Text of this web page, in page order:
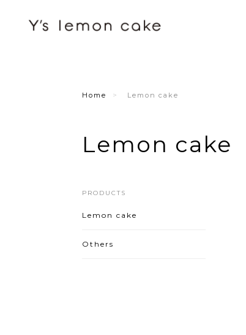
Home Lemon cake
Lemon cake
PRODUCTS
Lemon cake
Others